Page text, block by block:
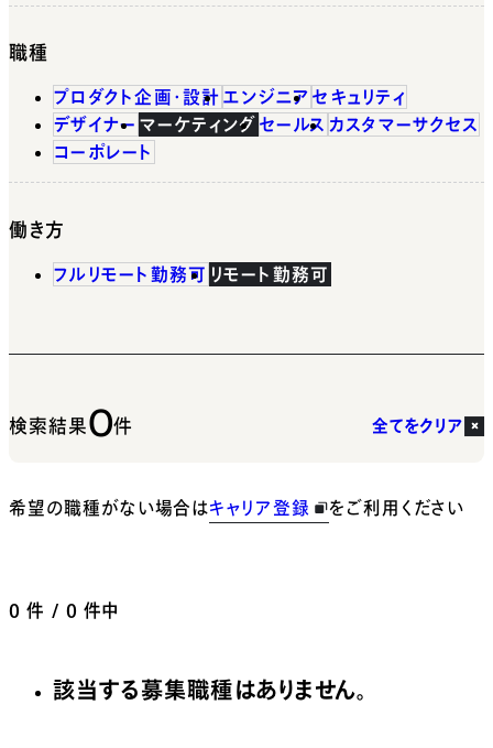
職種
プロダクト企画・設計 エンジニア セキュリティ
デザイナー マーケティング セールス カスタマーサクセス
コーポレート
働き方
フルリモート勤務可 リモート勤務可
検索結果0件 全てをクリア
希望の職種がない場合はキャリア登録 をご利用ください
0 件 / 0 件中
該当する募集職種はありません。